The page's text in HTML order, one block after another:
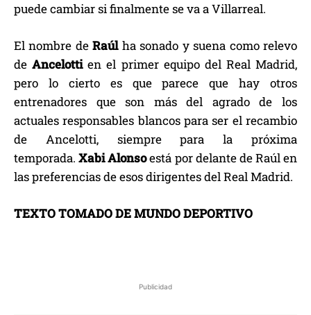
Publicidad
puede cambiar si finalmente se va a Villarreal.
El nombre deRaúl ha sonado y suena como relevo
deAncelottien el primer equipo del Real Madrid,
pero lo cierto es que parece que hay otros
entrenadores que son más del agrado de los
actuales responsables blancos para ser el recambio
de Ancelotti, siempre para la próxima
temporada.Xabi Alonsoestá por delante de Raúl en
las preferencias de esos dirigentes del Real Madrid.
TEXTO TOMADO DE MUNDO DEPORTIVO